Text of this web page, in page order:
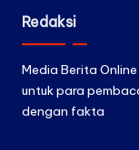
Redaksi
Media Berita
untuk para
dengan fakta